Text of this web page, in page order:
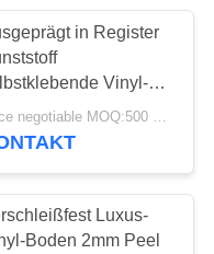
in Register
Vinyl-
Price negotiable MOQ:500 Quadratmeter
Luxus-
Boden 2mm Peel